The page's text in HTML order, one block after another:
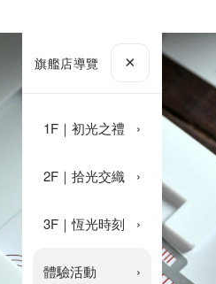
旗艦店導覽 ×
1F｜初光之禮 ›
2F｜拾光交織 ›
3F｜恆光時刻 ›
體驗活動 ›